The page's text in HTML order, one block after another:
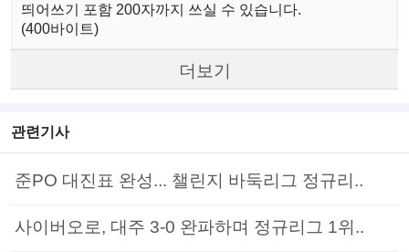
띄어쓰기 포함 200자까지 쓰실 수 있습니다.
(400바이트)
더보기
관련기사
준PO 대진표 완성... 챌린지 바둑리그 정규리..
사이버오로, 대주 3-0 완파하며 정규리그 1위..